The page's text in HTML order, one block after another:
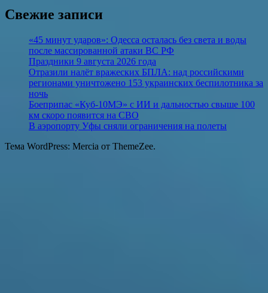
Свежие записи
«45 минут ударов»: Одесса осталась без света и воды
после массированной атаки ВС РФ
Праздники 9 августа 2026 года
Отразили налёт вражеских БПЛА: над российскими
регионами уничтожено 153 украинских беспилотника за
ночь
Боеприпас «Куб-10МЭ» с ИИ и дальностью свыше 100
км скоро появится на СВО
В аэропорту Уфы сняли ограничения на полеты
Тема WordPress: Mercia от ThemeZee.